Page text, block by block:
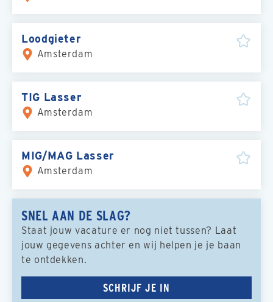
Loodgieter
Amsterdam
TIG Lasser
Amsterdam
MIG/MAG Lasser
Amsterdam
SNEL AAN DE SLAG?
Staat jouw vacature er nog niet tussen? Laat
jouw gegevens achter en wij helpen je je baan
te ontdekken.
SCHRIJF JE IN